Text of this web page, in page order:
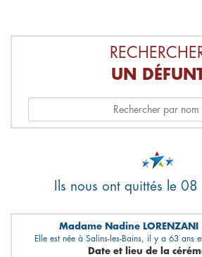
UN
Ils nous ont quittés le
Madame Nadine LORENZANI
Elle est née à Salins-les-Bains, il y a 63 ans
Date et lieu de la